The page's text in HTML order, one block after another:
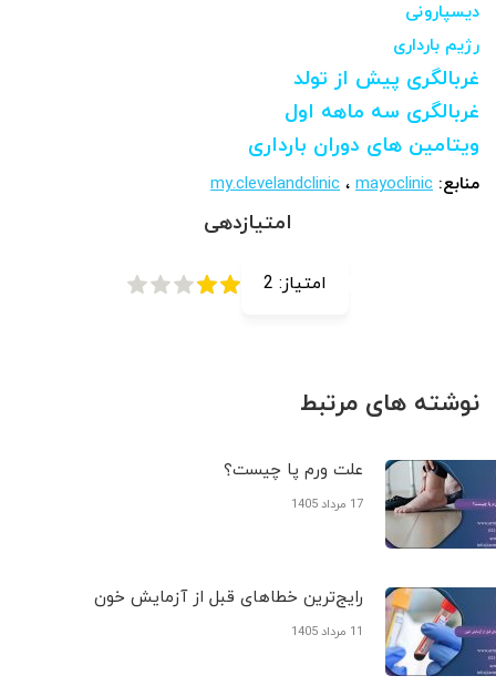
دیسپارونی
رژیم بارداری
غربالگری پیش از تولد
غربالگری سه ماهه اول
ویتامین های دوران بارداری
منابع: my.clevelandclinic ، mayoclinic
امتیازدهی
امتیاز: 2
نوشته های مرتبط
علت ورم پا چیست؟
17 مرداد 1405
رایج‌ترین خطاهای قبل از آزمایش خون
11 مرداد 1405